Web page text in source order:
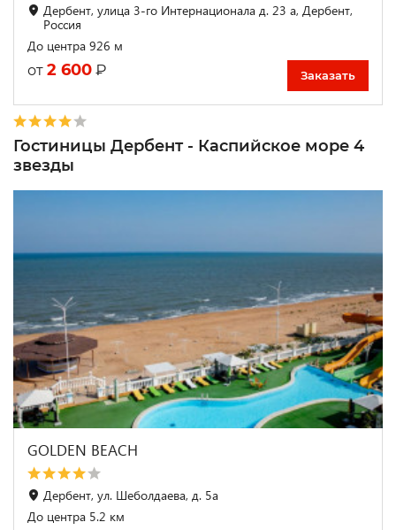
Дербент, улица 3-го Интернационала д. 23 а, Дербент,
Россия
До центра 926 м
от 2 600 ₽ Заказать
Гостиницы Дербент - Каспийское море 4
звезды
GOLDEN BEACH
Дербент, ул. Шеболдаева, д. 5а
До центра 5.2 км